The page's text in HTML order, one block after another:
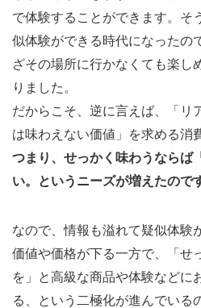
だけ
なら
無料
供す
るよ
うな
時代
『無
料配
信＆
コピ
で体験することができます。そ
似体験ができる時代になったの
ざその場所に行かなくても楽し
りました。
だからこそ、逆に言えば、「リ
は味わえない価値」を求める消
つまり、せっかく味わうならば
い。というニーズが増えたので
なので、情報も溢れて疑似体験
価値や価格が下る一方で、「せ
を」と高級な商品や体験などに
る、という二極化が進んでいる